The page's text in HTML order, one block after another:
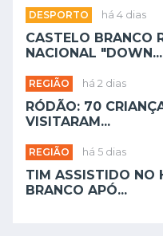
DESPORTO há 4 dias
CASTELO BRANCO
NACIONAL "DOWN...
REGIÃO há 2 dias
RÓDÃO: 70
VISITARAM...
REGIÃO há 5 dias
TIM ASSISTIDO NO
BRANCO APÓ...